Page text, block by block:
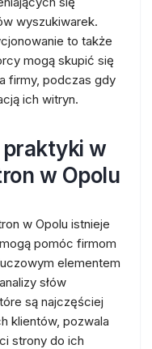
wyszukiwarek.
to także
mogą skupić się
firmy, podczas gdy
ich witryn.
praktyki w
w Opolu
w Opolu istnieje
pomóc firmom
elementem
słów
są najczęściej
klientów, pozwala
strony do ich